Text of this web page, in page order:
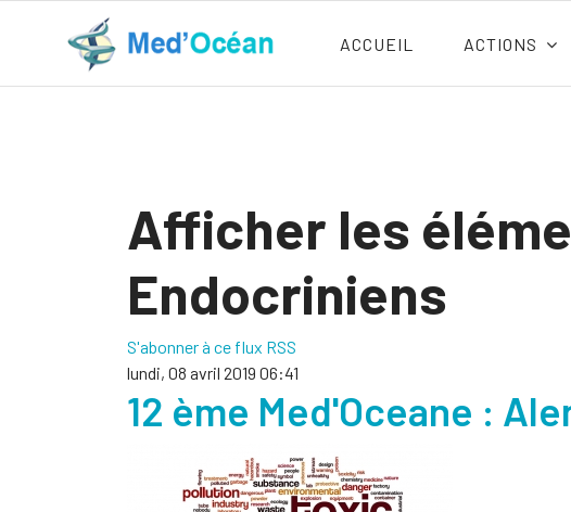
ACCUEIL ACTIONS
Afficher les
Endocriniens
S'abonner à ce flux RSS
lundi, 08 avril 2019 06:41
12 ème Med'Oceane :